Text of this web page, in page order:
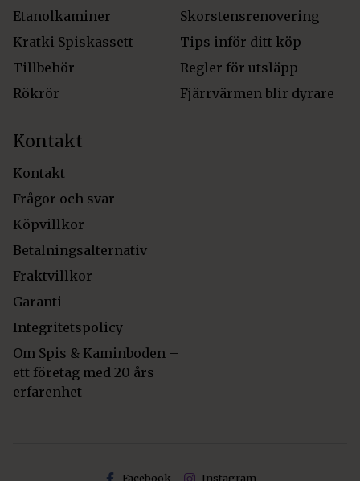
Etanolkaminer
Kratki Spiskassett
Tillbehör
Rökrör
Skorstensrenovering
Tips inför ditt köp
Regler för utsläpp
Fjärrvärmen blir dyrare
Kontakt
Kontakt
Frågor och svar
Köpvillkor
Betalningsalternativ
Fraktvillkor
Garanti
Integritetspolicy
Om Spis & Kaminboden –
ett företag med 20 års
erfarenhet
Facebook Instagram